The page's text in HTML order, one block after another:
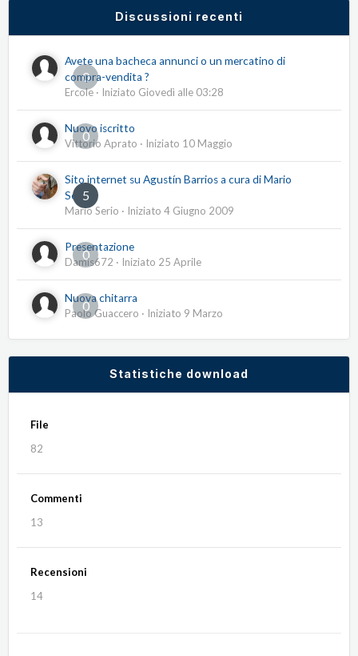
Discussioni recenti
0
Avete una bacheca annunci o un mercatino di
compra-vendita ?
Ercole · Iniziato Giovedì alle 03:28
0
Nuovo iscritto
Vittorio Aprato · Iniziato 10 Maggio
5
Sito internet su Agustín Barrios a cura di Mario
Serio
Mario Serio · Iniziato 4 Giugno 2009
0
Presentazione
Damis672 · Iniziato 25 Aprile
0
Nuova chitarra
Paolo Guaccero · Iniziato 9 Marzo
Statistiche download
File
82
Commenti
13
Recensioni
14